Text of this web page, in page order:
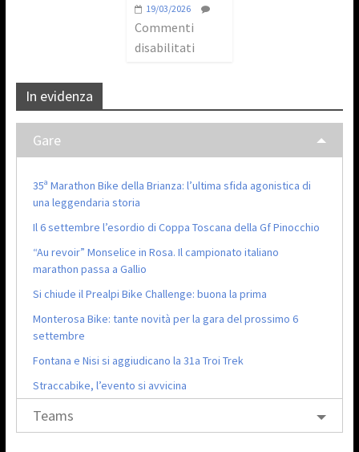
19/03/2026
Commenti
disabilitati
In evidenza
Gare
35ª Marathon Bike della Brianza: l’ultima sfida agonistica di
una leggendaria storia
Il 6 settembre l’esordio di Coppa Toscana della Gf Pinocchio
“Au revoir” Monselice in Rosa. Il campionato italiano
marathon passa a Gallio
Si chiude il Prealpi Bike Challenge: buona la prima
Monterosa Bike: tante novità per la gara del prossimo 6
settembre
Fontana e Nisi si aggiudicano la 31a Troi Trek
Straccabike, l’evento si avvicina
Teams